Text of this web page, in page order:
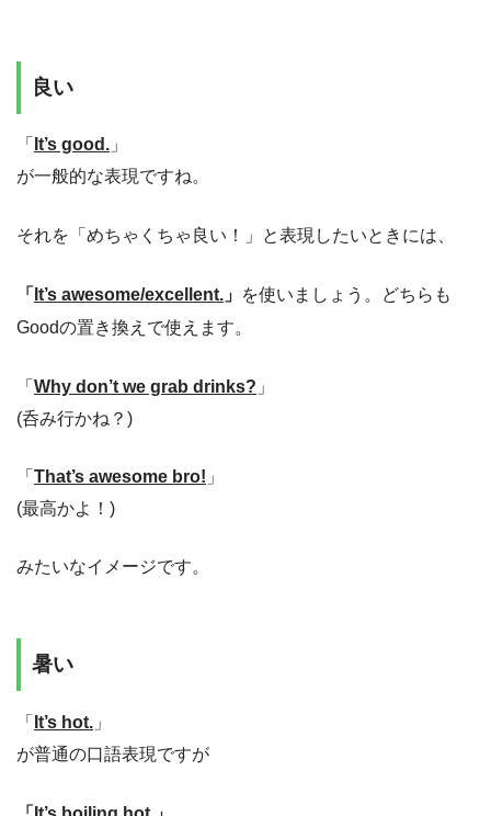
良い
「 It’s good. 」
が一般的な表現ですね。
それを「めちゃくちゃ良い！」と表現したいときには、
「 It’s awesome/excellent. 」 を使いましょう。どちらも
Goodの置き換えで使えます。
「 Why don’t we grab drinks? 」
(呑み行かね？)
「 That’s awesome bro! 」
(最高かよ！)
みたいなイメージです。
暑い
「 It’s hot. 」
が普通の口語表現ですが